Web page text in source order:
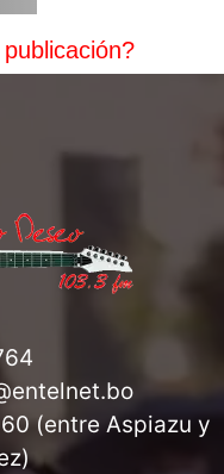
(entre Aspiazu y